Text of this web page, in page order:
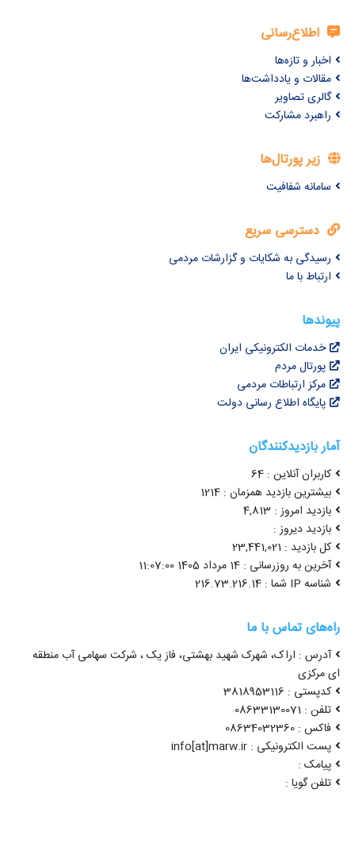
اطلاع‌رسانی
اخبار و تازه‌ها
مقالات و یادداشت‌ها
گالری تصاویر
راهبرد مشارکت
زیر پورتال‌ها
سامانه شفافیت
دسترسی سریع
رسیدگی به شکایات و گزارشات مردمی
ارتباط با ما
پیوندها
خدمات الکترونیکی ایران
پورتال مردم
مرکز ارتباطات مردمی
پایگاه اطلاع رسانی دولت
آمار بازدیدکنندگان
کاربران آنلاین : 64
بیشترین بازدید همزمان : 1214
بازدید امروز : 4,813
بازدید دیروز :
کل بازدید : 23,441,021
آخرین به روزرسانی : 14 مرداد 1405 11:07:00
شناسه IP شما : 216.73.216.14
راه‌های تماس با ما
آدرس : اراک، شهرک شهید بهشتی، فاز یک ، شرکت سهامی آب منطقه
ای مرکزی
کدپستی : 3818953116
تلفن : 08633130071
فاکس : 08634032360
پست الکترونیکی : info[at]marw.ir
پیامک :
تلفن گویا :